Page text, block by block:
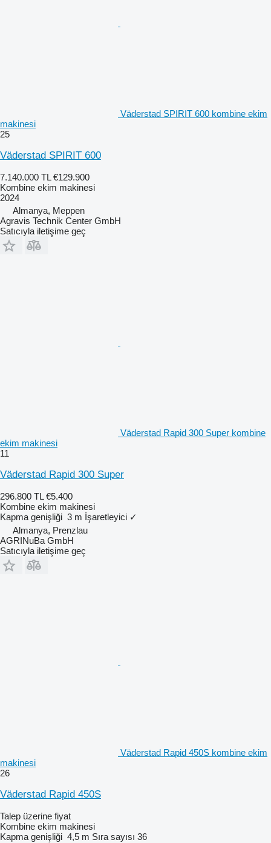
Väderstad SPIRIT 600 kombine ekim
makinesi
25
Väderstad SPIRIT 600
7.140.000 TL €129.900
Kombine ekim makinesi
2024
Almanya, Meppen
Agravis Technik Center GmbH
Satıcıyla iletişime geç
Väderstad Rapid 300 Super kombine
ekim makinesi
11
Väderstad Rapid 300 Super
296.800 TL €5.400
Kombine ekim makinesi
Kapma genişliği 3 m İşaretleyici ✓
Almanya, Prenzlau
AGRINuBa GmbH
Satıcıyla iletişime geç
Väderstad Rapid 450S kombine ekim
makinesi
26
Väderstad Rapid 450S
Talep üzerine fiyat
Kombine ekim makinesi
Kapma genişliği 4,5 m Sıra sayısı 36